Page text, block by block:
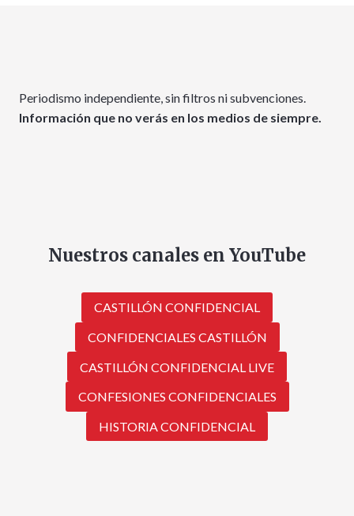
Periodismo independiente, sin filtros ni subvenciones.
Información que no verás en los medios de siempre.
Nuestros canales en YouTube
CASTILLÓN CONFIDENCIAL
CONFIDENCIALES CASTILLÓN
CASTILLÓN CONFIDENCIAL LIVE
CONFESIONES CONFIDENCIALES
HISTORIA CONFIDENCIAL